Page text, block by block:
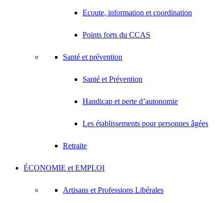
Ecoute, information et coordination
Points forts du CCAS
Santé et prévention
Santé et Prévention
Handicap et perte d’autonomie
Les établissements pour personnes âgées
Retraite
ÉCONOMIE et EMPLOI
Artisans et Professions Libérales